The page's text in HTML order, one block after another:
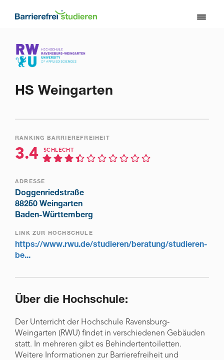
HS Weingarten
RANKING BARRIEREFREIHEIT
3.4 SCHLECHT
ADRESSE
Doggenriedstraße
88250 Weingarten
Baden-Württemberg
LINK ZUR HOCHSCHULE
https://www.rwu.de/studieren/beratung/studieren-
be...
Über die Hochschule:
Der Unterricht der Hochschule Ravensburg-
Weingarten (RWU) findet in verschiedenen Gebäuden
statt. In mehreren gibt es Behindertentoiletten.
Weitere Informationen zur Barrierefreiheit und